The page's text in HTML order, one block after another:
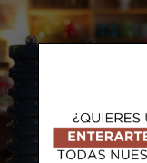
AÑADIR AL CARRITO